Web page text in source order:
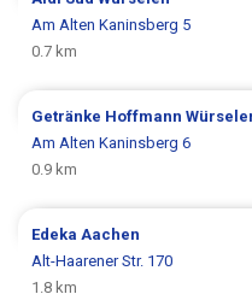
Am Alten Kaninsberg 5
0.7 km
Getränke Hoffmann
Am Alten Kaninsberg 6
0.9 km
EdekaAachen
Alt-Haarener Str. 170
1.8 km